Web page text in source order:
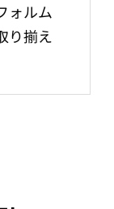
ォルム
り揃え